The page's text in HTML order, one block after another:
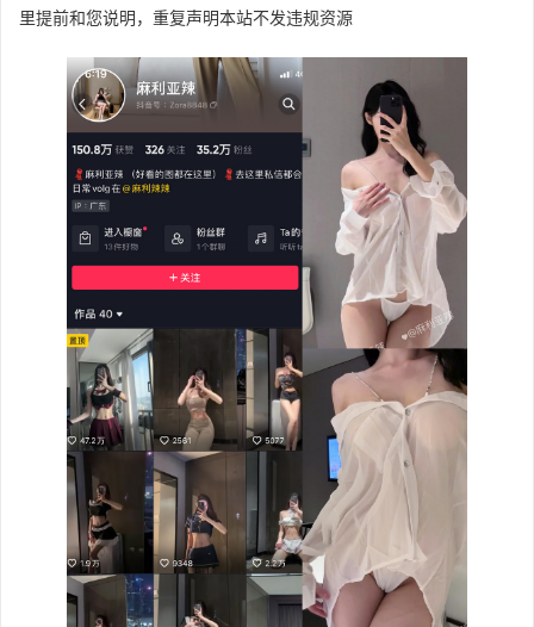
里提前和您说明，重复声明本站不发违规资源